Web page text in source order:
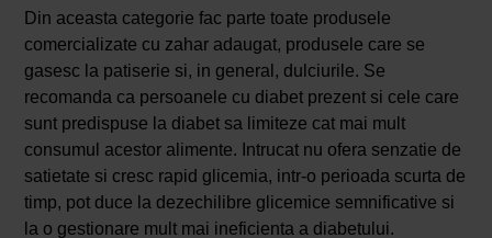
Din aceasta categorie fac parte toate produsele
comercializate cu zahar adaugat, produsele care se
gasesc la patiserie si, in general, dulciurile. Se
recomanda ca persoanele cu diabet prezent si cele care
sunt predispuse la diabet sa limiteze cat mai mult
consumul acestor alimente. Intrucat nu ofera senzatie de
satietate si cresc rapid glicemia, intr-o perioada scurta de
timp, pot duce la dezechilibre glicemice semnificative si
la o gestionare mult mai ineficienta a diabetului.